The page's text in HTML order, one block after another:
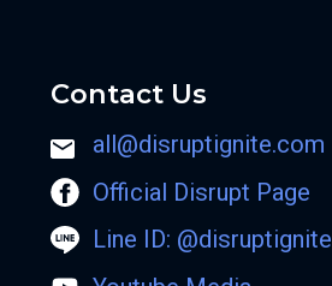
Contact Us
all@disruptignite.com
Official Disrupt Page
Line ID: @disruptignite